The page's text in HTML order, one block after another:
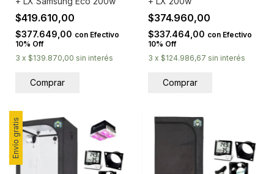
$419.610,00
$377.649,00 con Efectivo
10% Off
3 x $139.870,00 sin interés
$374.960,00
$337.464,00 con Efectivo
10% Off
3 x $124.986,67 sin interés
Envío gratis